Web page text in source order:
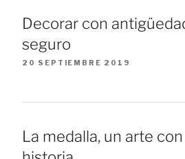
Decorar con
seguro
20 SEPTIEMBRE 2019
La medalla, un arte